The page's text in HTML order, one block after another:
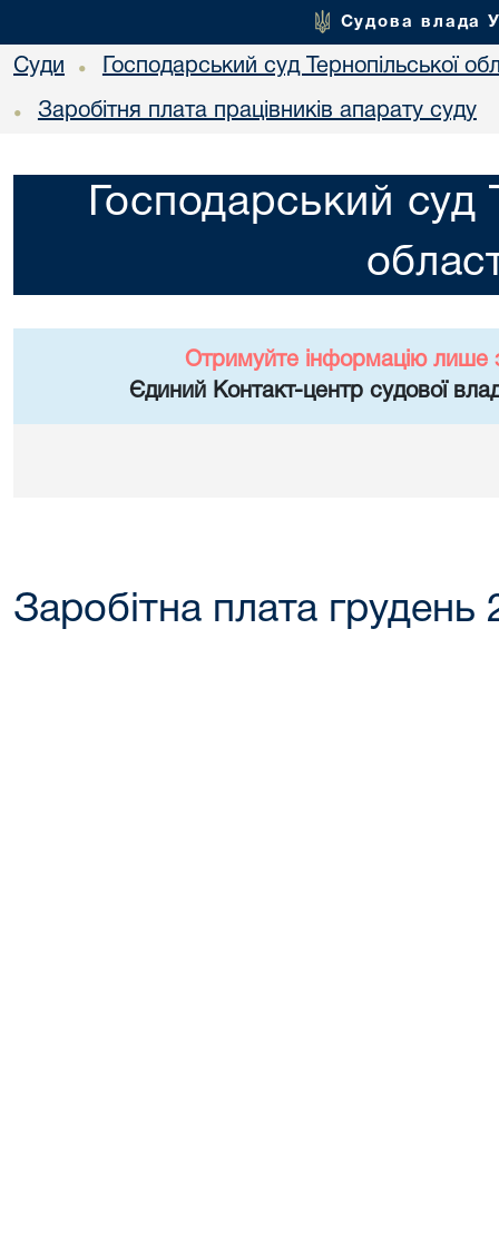
Судова влада
Суди • Господарський суд Тернопільської
• Заробітня плата працівників апарату суду
Господарський суд
Отримуйте інформацію лише
Єдиний Контакт-центр судової
Заробітна плата грудень